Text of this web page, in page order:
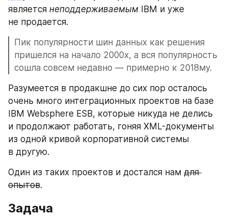
является неподдерживаемым IBM и уже
не продается.
Пик популярности шин данных как решения
пришелся на начало 2000х, а вся популярность
сошла совсем недавно — примерно к 2018му.
Разумеется в продакшне до сих пор осталось
очень много интеграционных проектов на базе
IBM Websphere ESB, которые никуда не делись
и продолжают работать, гоняя XML-документы
из одной кривой корпоративной системы
в другую.
Один из таких проектов и достался нам для
опытов.
Задача